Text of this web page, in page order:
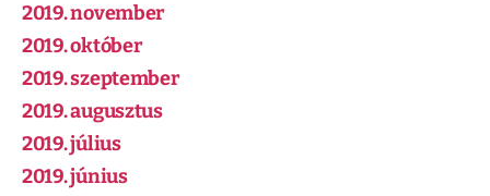
2019. november
2019. október
2019. szeptember
2019. augusztus
2019. július
2019. június